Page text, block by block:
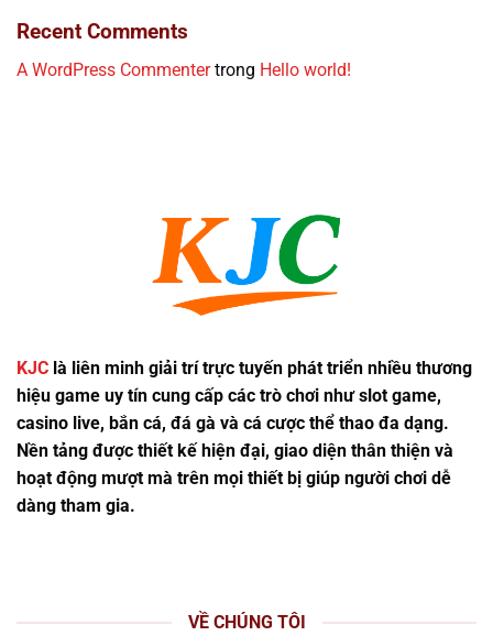
Recent Comments
A WordPress Commentertrong Hello world!
KJC là liên minh giải trí trực tuyến phát triển nhiều thương
hiệu game uy tín cung cấp các trò chơi như slot game,
casino live, bắn cá, đá gà và cá cược thể thao đa dạng.
Nền tảng được thiết kế hiện đại, giao diện thân thiện và
hoạt động mượt mà trên mọi thiết bị giúp người chơi dễ
dàng tham gia.
VỀ CHÚNG TÔI